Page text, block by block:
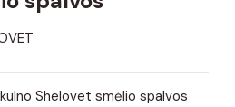
Shelovet smėlio spalvos